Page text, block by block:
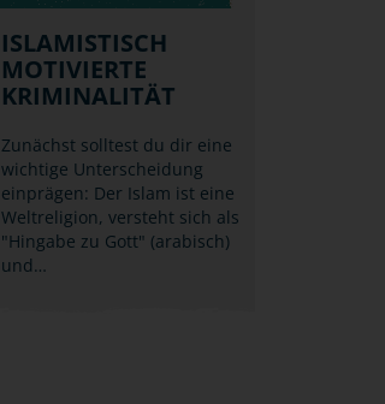
ISLAMISTISCH
MOTIVIERTE
KRIMINALITÄT
Zunächst solltest du dir eine
wichtige Unterscheidung
einprägen: Der Islam ist eine
Weltreligion, versteht sich als
"Hingabe zu Gott" (arabisch)
und…